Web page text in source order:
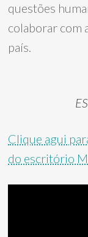
questões
colaborar com
país.
Clique agui
do escritório